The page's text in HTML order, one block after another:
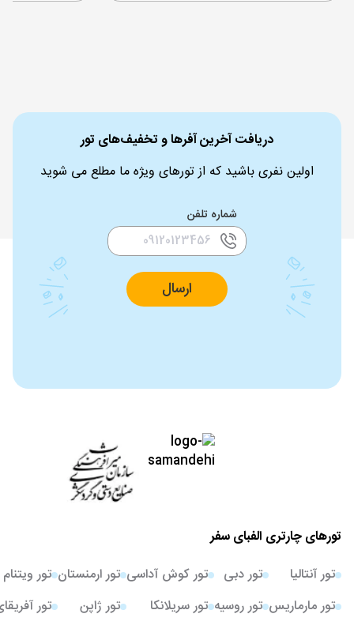
دریافت آخرین آفرها و تخفیف‌های تور
اولین نفری باشید که از تورهای ویژه ما مطلع می شوید
شماره تلفن
ارسال
تورهای چارتری الفبای سفر
تور آنتالیا
تور مارماریس
تور دبی
تور روسیه
تور کوش آداسی
تور سریلانکا
تور ارمنستان
تور ژاپن
تور ویتنام
تور